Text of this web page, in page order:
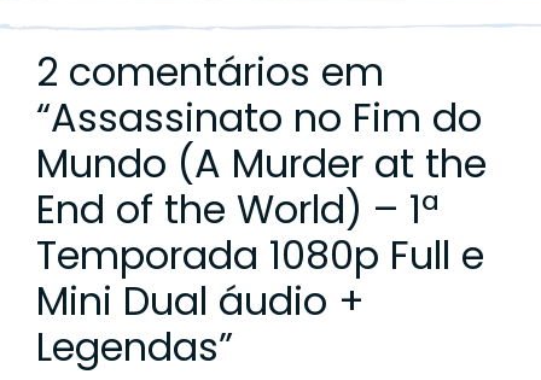
2 comentários em
“Assassinato no Fim do
Mundo (A Murder at the
End of the World) – 1ª
Temporada 1080p Full e
Mini Dual áudio +
Legendas”